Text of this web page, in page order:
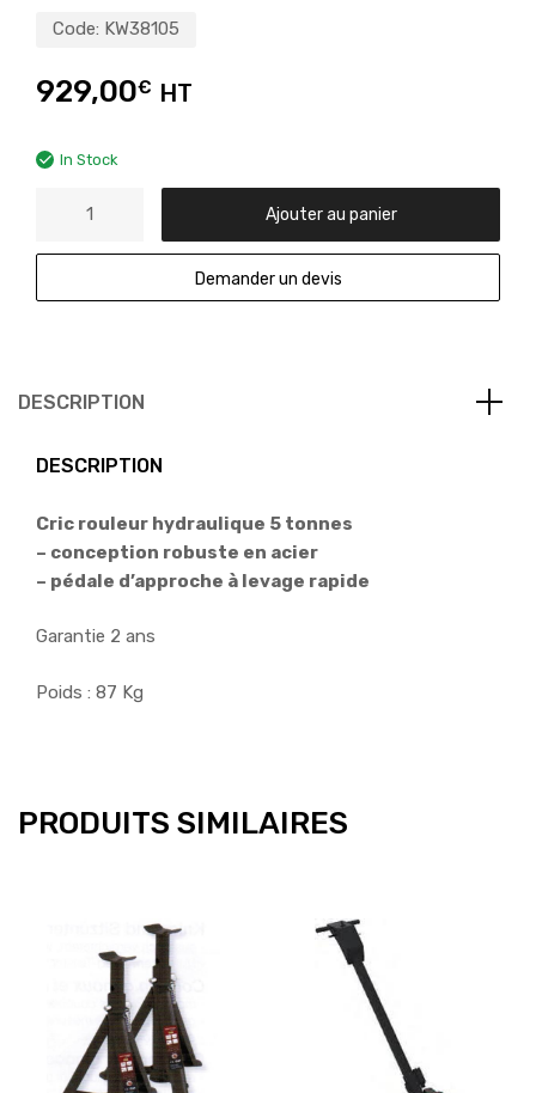
Code: KW38105
929,00€ HT
In Stock
Ajouter au panier
Demander un devis
DESCRIPTION
DESCRIPTION
Cric rouleur hydraulique 5 tonnes
– conception robuste en acier
– pédale d’approche à levage rapide
Garantie 2 ans
Poids : 87 Kg
PRODUITS SIMILAIRES